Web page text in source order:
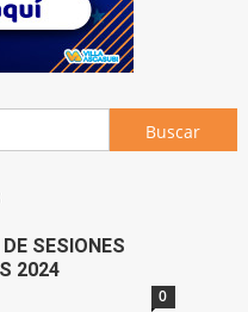
Buscar:
SESIONES
2024
0